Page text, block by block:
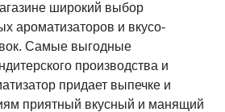
широкий выбор
ароматизаторов и вкусо-
Самые выгодные
производства и
придает выпечке и
приятный вкусный и манящий